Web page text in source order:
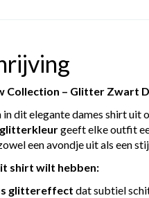
Collection – Glitter Zwart
in dit elegante dames shirt uit
glitterkleurgeeft elke outfit
een avondje uit als een
shirt wilt hebben:
glittereffect dat subtiel